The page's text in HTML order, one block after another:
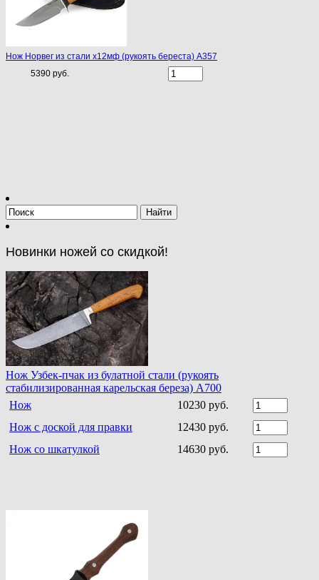
Нож Норвег из стали х12мф (рукоять береста) A357
5390 руб.
Новинки ножей со скидкой!
Нож Узбек-пчак из булатной стали (рукоять
стабилизированная карельская береза) A700
Нож
10230 руб.
Нож с доской для правки
12430 руб.
Нож со шкатулкой
14630 руб.